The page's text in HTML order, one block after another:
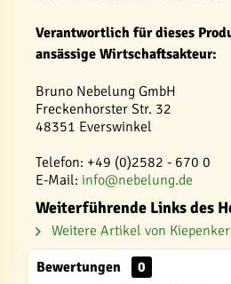
Verantwortlich für dieses
ansässige Wirtschaftsakteur:
Bruno Nebelung GmbH
Freckenhorster Str. 32
48351 Everswinkel
Telefon: +49 (0)2582 - 670 0
E-Mail: info@nebelung.de
Weiterführende Links des
Weitere Artikel von
Bewertungen
0